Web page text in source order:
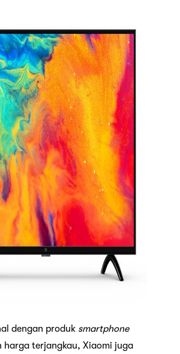
dengan produk smartphone
harga terjangkau, Xiaomi juga